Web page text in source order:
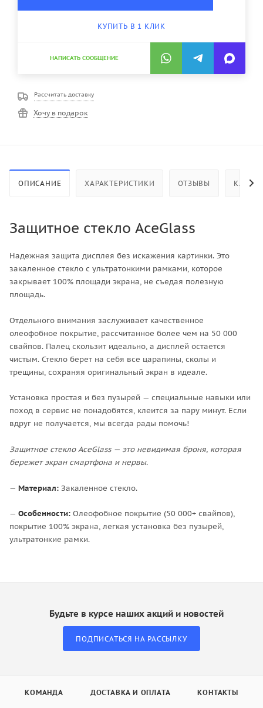
КУПИТЬ В 1 КЛИК
НАПИСАТЬ СООБЩЕНИЕ
Рассчитать доставку
Хочу в подарок
ОПИСАНИЕ ХАРАКТЕРИСТИКИ ОТЗЫВЫ КАК
Защитное стекло AceGlass
Надежная защита дисплея без искажения картинки. Это
закаленное стекло с ультратонкими рамками, которое
закрывает 100% площади экрана, не съедая полезную
площадь.
Отдельного внимания заслуживает качественное
олеофобное покрытие, рассчитанное более чем на 50 000
свайпов. Палец скользит идеально, а дисплей остается
чистым. Стекло берет на себя все царапины, сколы и
трещины, сохраняя оригинальный экран в идеале.
Установка простая и без пузырей — специальные навыки или
поход в сервис не понадобятся, клеится за пару минут. Если
вдруг не получается, мы всегда рады помочь!
Защитное стекло AceGlass — это невидимая броня, которая
бережет экран смартфона и нервы.
— Материал: Закаленное стекло.
— Особенности: Олеофобное покрытие (50 000+ свайпов),
покрытие 100% экрана, легкая установка без пузырей,
ультратонкие рамки.
Будьте в курсе наших акций и новостей
ПОДПИСАТЬСЯ НА РАССЫЛКУ
КОМАНДА ДОСТАВКА И ОПЛАТА КОНТАКТЫ